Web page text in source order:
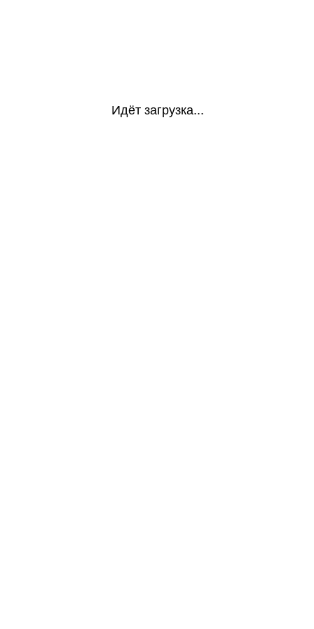
Идёт загрузка...